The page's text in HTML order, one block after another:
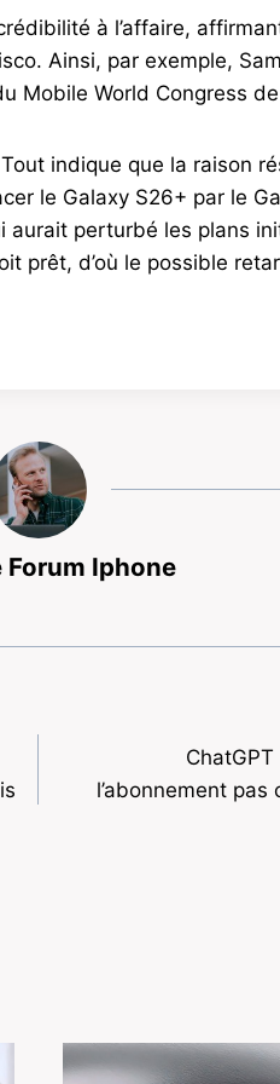
à l’affaire,
Ainsi, par exemple,
Mobile World Congress
indique que la raison
le Galaxy S26+ par le
perturbé les plans
prêt, d’où le possible
Forum Iphone
ChatGPT
l’abonnement